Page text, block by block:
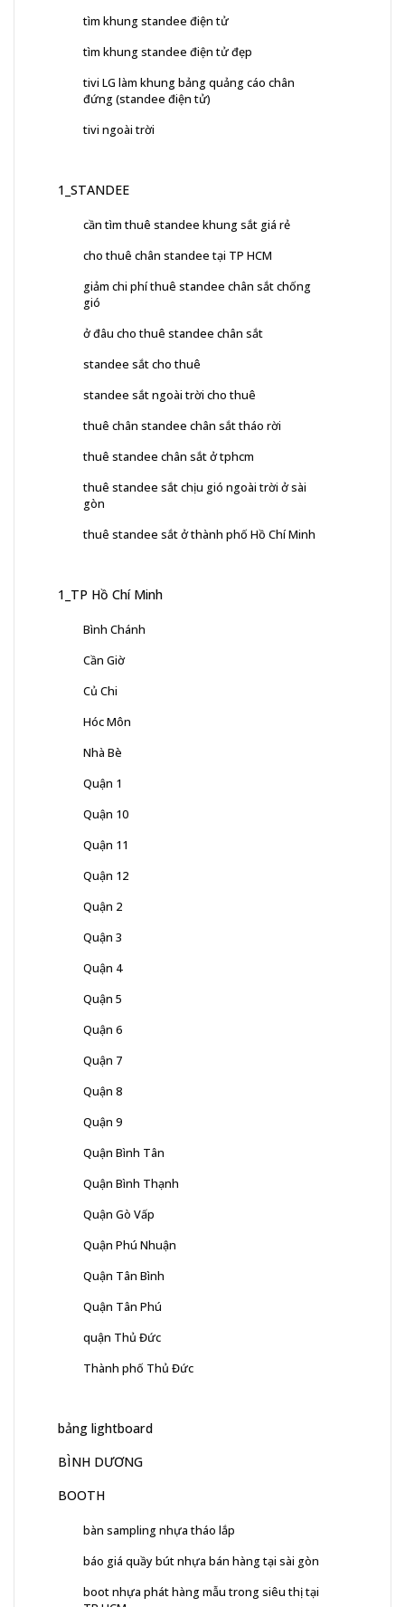
tìm khung standee điện tử
tìm khung standee điện tử đẹp
tivi LG làm khung bảng quảng cáo chân
đứng (standee điện tử)
tivi ngoài trời
1_STANDEE
cần tìm thuê standee khung sắt giá rẻ
cho thuê chân standee tại TP HCM
giảm chi phí thuê standee chân sắt chống
gió
ở đâu cho thuê standee chân sắt
standee sắt cho thuê
standee sắt ngoài trời cho thuê
thuê chân standee chân sắt tháo rời
thuê standee chân sắt ở tphcm
thuê standee sắt chịu gió ngoài trời ở sài
gòn
thuê standee sắt ở thành phố Hồ Chí Minh
1_TP Hồ Chí Minh
Bình Chánh
Cần Giờ
Củ Chi
Hóc Môn
Nhà Bè
Quận 1
Quận 10
Quận 11
Quận 12
Quận 2
Quận 3
Quận 4
Quận 5
Quận 6
Quận 7
Quận 8
Quận 9
Quận Bình Tân
Quận Bình Thạnh
Quận Gò Vấp
Quận Phú Nhuận
Quận Tân Bình
Quận Tân Phú
quận Thủ Đức
Thành phố Thủ Đức
bảng lightboard
BÌNH DƯƠNG
BOOTH
bàn sampling nhựa tháo lắp
báo giá quầy bút nhựa bán hàng tại sài gòn
boot nhựa phát hàng mẫu trong siêu thị tại